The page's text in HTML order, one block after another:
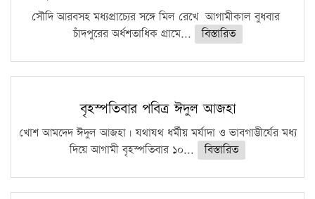
সৌদি আরবসহ মধ্যপ্রাচ্যের সঙ্গে মিল রেখে আগামীকাল বুধবার
চাঁদপুরের অর্ধশতাধিক গ্রামে...
বিস্তারিত
বৃহস্পতিবার পবিত্র ঈদুল আজহা
খোশ আমদেদ ঈদুল আজহা। যথাযথ ধর্মীয় মর্যাদা ও ভাবগাম্ভীর্যের মধ্য
দিয়ে আগামী বৃহস্পতিবার ১০...
বিস্তারিত